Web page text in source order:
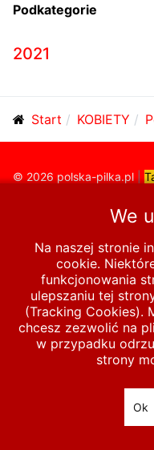
Podkategorie
2021
Start KOBIETY
© 2026 polska-pilka.pl
We
Na naszej stronie
cookie.
funkcjonowania
ulepszaniu tej
(Tracking Cookies).
chcesz zezwolić na
w przypadku
strony
Ok